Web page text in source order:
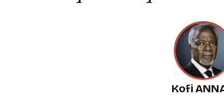
Kofi